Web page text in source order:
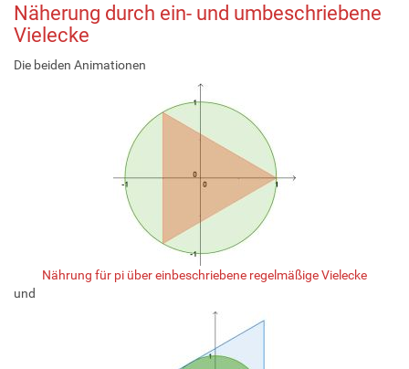
Näherung durch ein- und umbeschriebene
Vielecke
Die beiden Animationen
Nährung für pi über einbeschriebene regelmäßige Vielecke
und